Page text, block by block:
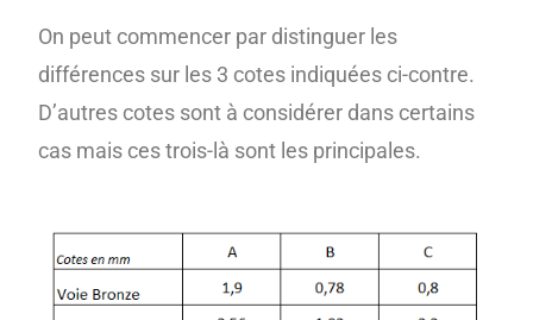
On peut commencer par distinguer les
différences sur les 3 cotes indiquées ci-contre.
D’autres cotes sont à considérer dans certains
cas mais ces trois-là sont les principales.